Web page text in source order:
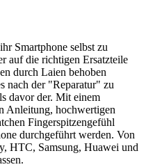
Smartphone selbst zu
auf die richtigen Ersatzteile
durch Laien behoben
nach der "Reparatur" zu
davor der. Mit einem
Anleitung, hochwertigen
Fingerspitzengefühl
durchgeführt werden. Von
HTC, Samsung, Huawei und